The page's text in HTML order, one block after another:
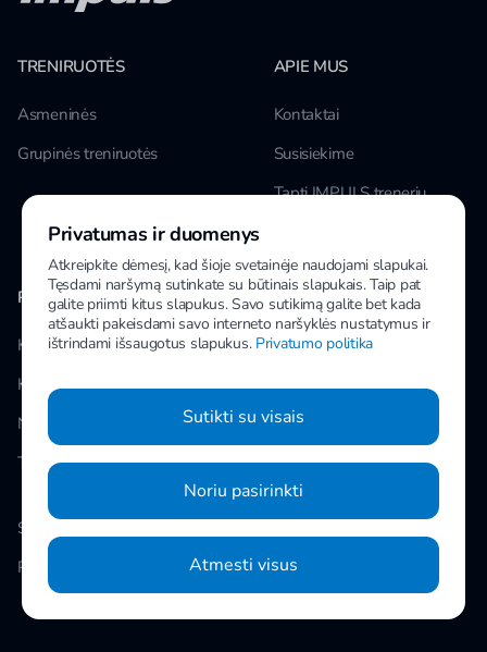
TRENIRUOTĖS
Asmeninės
Grupinės treniruotės
APIE MUS
Kontaktai
Susisiekime
Tapti IMPULS treneriu
PAPILDOMA INFORMACIJA
Klubai
Kainos
Naujienos
Taisyklės
MANO IMPULS
Facebook
Instagram
Slapukų nustatymai
Privatumo politika
Privatumas ir duomenys
Atkreipkite dėmesį, kad šioje svetainėje naudojami slapukai.
Tęsdami naršymą sutinkate su būtinais slapukais. Taip pat
galite priimti kitus slapukus. Savo sutikimą galite bet kada
atšaukti pakeisdami savo interneto naršyklės nustatymus ir
ištrindami išsaugotus slapukus. Privatumo politika
Sutikti su visais
Noriu pasirinkti
Atmesti visus